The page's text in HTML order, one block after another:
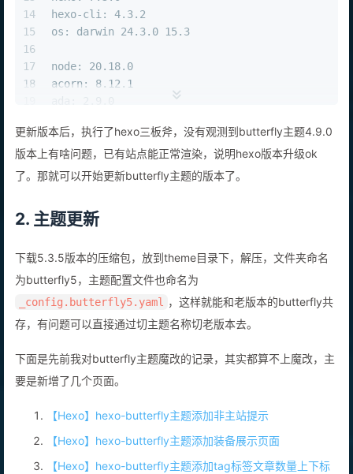
14
15
16
17
18
21
22
23
26
28
29
31
32
34
35
37
39
40
hexo-cli: 4.3.2
os: darwin 24.3.0 15.3
node: 20.18.0
acorn: 8.12.1
base64: 0.5.2
brotli: 1.1.0
cjs_module_lexer: 1.4.1
llhttp: 8.1.2
napi: 9
nghttp2: 1.61.0
ngtcp2: 1.1.0
openssl: 3.0.13+quic
tz: 2024a
undici: 6.19.8
uv: 1.46.0
v8: 11.3.244.8-node.23
zlib: 1.3.0.1-motley-71660e1
更新版本后，执行了hexo三板斧，没有观测到butterfly主题4.9.0
版本上有啥问题，已有站点能正常渲染，说明hexo版本升级ok
了。那就可以开始更新butterfly主题的版本了。
2. 主题更新
下载5.3.5版本的压缩包，放到theme目录下，解压，文件夹命名
为butterfly5，主题配置文件也命名为
_config.butterfly5.yaml ，这样就能和老版本的butterfly共
存，有问题可以直接通过切主题名称切老版本去。
下面是先前我对butterfly主题魔改的记录，其实都算不上魔改，主
要是新增了几个页面。
【Hexo】hexo-butterfly主题添加非主站提示
【Hexo】hexo-butterfly主题添加装备展示页面
【Hexo】hexo-butterfly主题添加tag标签文章数量上下标